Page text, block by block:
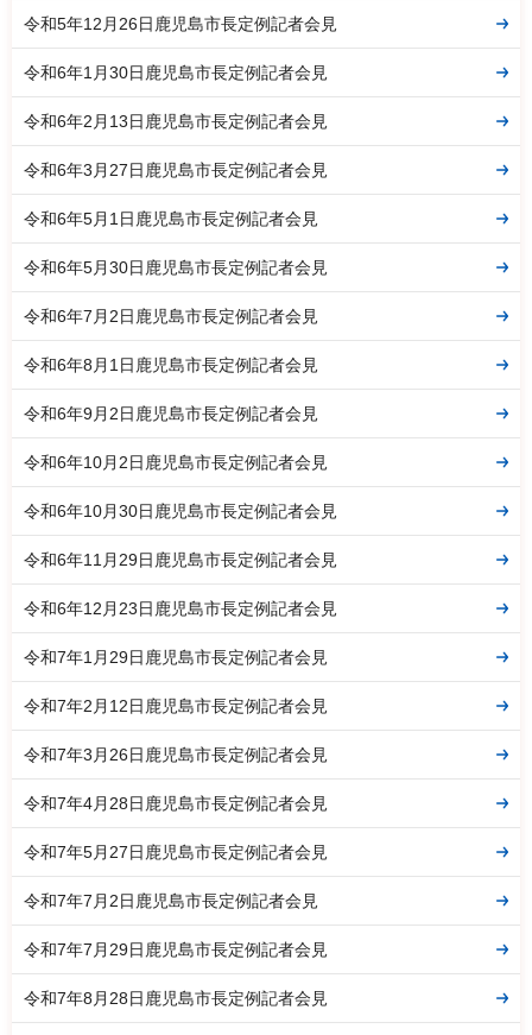
令和5年12月26日鹿児島市長定例記者会見
令和6年1月30日鹿児島市長定例記者会見
令和6年2月13日鹿児島市長定例記者会見
令和6年3月27日鹿児島市長定例記者会見
令和6年5月1日鹿児島市長定例記者会見
令和6年5月30日鹿児島市長定例記者会見
令和6年7月2日鹿児島市長定例記者会見
令和6年8月1日鹿児島市長定例記者会見
令和6年9月2日鹿児島市長定例記者会見
令和6年10月2日鹿児島市長定例記者会見
令和6年10月30日鹿児島市長定例記者会見
令和6年11月29日鹿児島市長定例記者会見
令和6年12月23日鹿児島市長定例記者会見
令和7年1月29日鹿児島市長定例記者会見
令和7年2月12日鹿児島市長定例記者会見
令和7年3月26日鹿児島市長定例記者会見
令和7年4月28日鹿児島市長定例記者会見
令和7年5月27日鹿児島市長定例記者会見
令和7年7月2日鹿児島市長定例記者会見
令和7年7月29日鹿児島市長定例記者会見
令和7年8月28日鹿児島市長定例記者会見